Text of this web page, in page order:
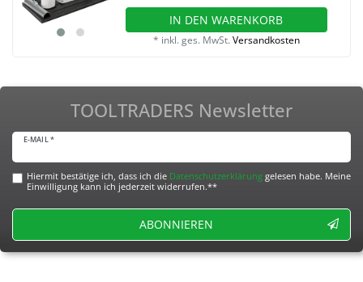
IN DEN WARENKORB
* inkl. ges. MwSt. Versandkosten
TOOLTRADERS Newsletter
E-MAIL *
Hiermit bestätige ich, dass ich die Daten­schutz­erklärunggelesen habe. Meine
Einwilligung kann ich jederzeit widerrufen.**
ABONNIEREN